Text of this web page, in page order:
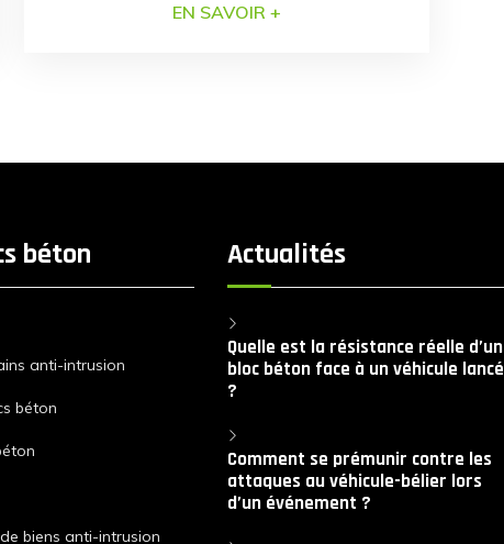
économique garantissant un transfert
EN SAVOIR +
béton
anti-intrusion
béton
biens anti-intrusion
Actualités
Quelle est la résistance réelle d’un
bloc béton face à un véhicule lancé
?
Comment se prémunir contre les
attaques au véhicule-bélier lors
d’un événement ?